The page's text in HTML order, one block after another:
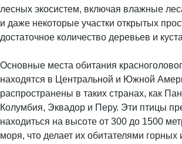
лесных экосистем, включая влажные
и даже некоторые участки открытых
достаточное количество деревьев и
Основные места обитания
находятся в Центральной и Южной
распространены в таких странах, как
Колумбия, Эквадор и Перу. Эти птицы
находиться на высоте от 300 до 1500
моря, что делает их обитателями горных